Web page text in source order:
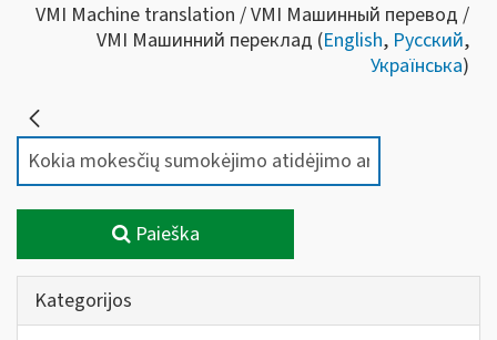
VMI Machine translation / VMI Машинный перевод /
VMI Машинний переклад (English, Русский,
Українська)
Paieška
Kategorijos